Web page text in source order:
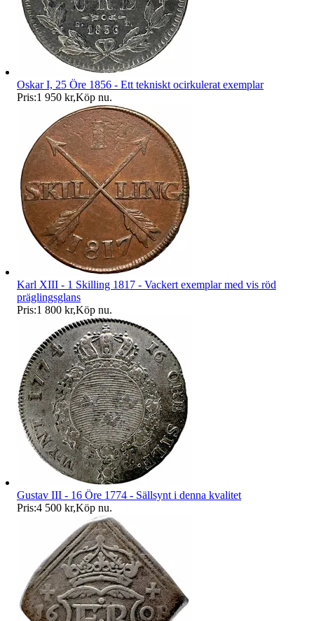
Oskar I, 25 Öre 1856 - Ett tekniskt ocirkulerat exemplar
Pris:1 950 kr,Köp nu.
Karl XIII - 1 Skilling 1817 - Vackert exemplar med vis röd
präglingsglans
Pris:1 800 kr,Köp nu.
Gustav III - 16 Öre 1774 - Sällsynt i denna kvalitet
Pris:4 500 kr,Köp nu.